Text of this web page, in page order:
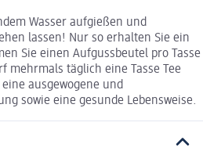
Wasser aufgießen und
lassen! Nur so erhalten Sie ein
Sie einen Aufgussbeutel pro Tasse
mehrmals täglich eine Tasse Tee
ausgewogene und
sowie eine gesunde Lebensweise.